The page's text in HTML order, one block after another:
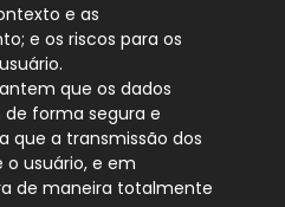
e as
e os riscos para os
que os dados
forma segura e
que a transmissão dos
o usuário, e em
de maneira totalmente